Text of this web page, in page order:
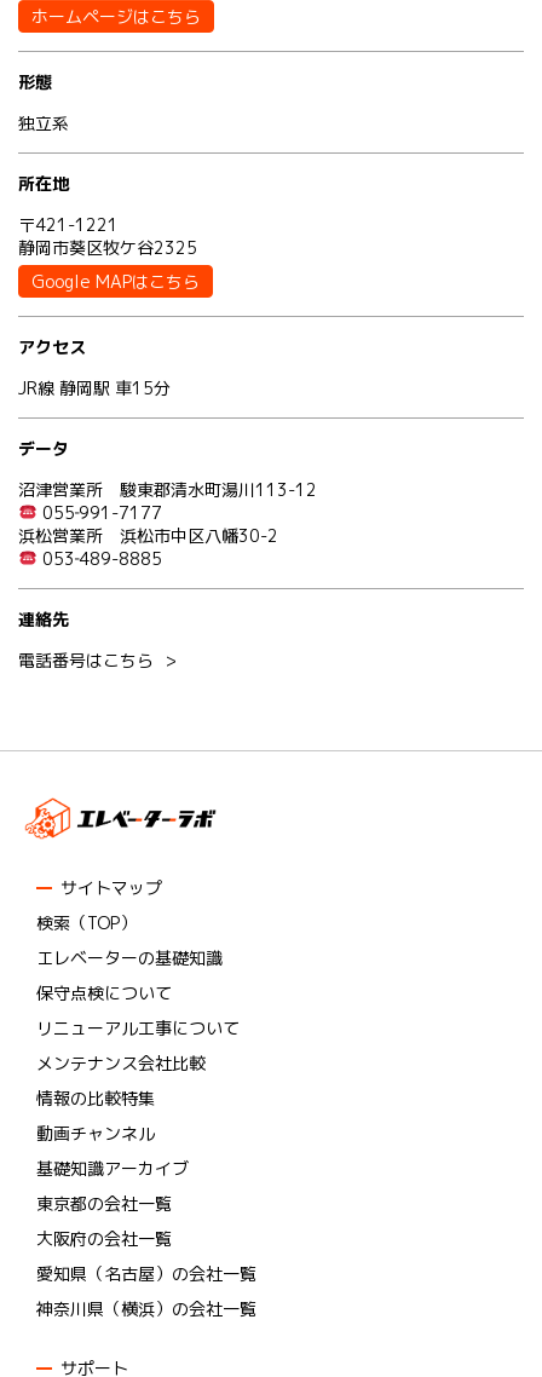
ホームページはこちら
形態
独立系
所在地
〒421-1221
静岡市葵区牧ケ谷2325
Google MAPはこちら
アクセス
JR線 静岡駅 車15分
データ
沼津営業所 駿東郡清水町湯川113-12
055‐991-7177
浜松営業所 浜松市中区八幡30-2
053‐489-8885
連絡先
電話番号はこちら
サイトマップ
検索（TOP）
エレベーターの基礎知識
保守点検について
リニューアル工事について
メンテナンス会社比較
情報の比較特集
動画チャンネル
基礎知識アーカイブ
東京都の会社一覧
大阪府の会社一覧
愛知県（名古屋）の会社一覧
神奈川県（横浜）の会社一覧
サポート